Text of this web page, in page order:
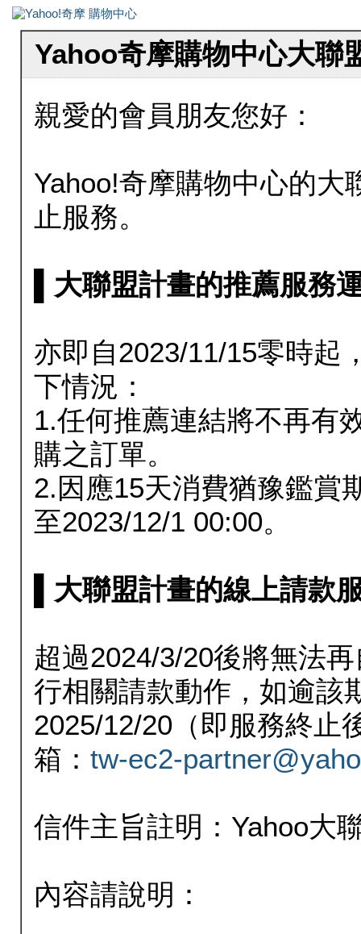
Yahoo奇摩購物中心大聯
親愛的會員朋友您好：
Yahoo!奇摩購物中心的大
止服務。
▌大聯盟計畫的推薦服務
亦即自2023/11/15零時起
下情況：
1.任何推薦連結將不再有
購之訂單。
2.因應15天消費猶豫鑑賞
至2023/12/1 00:00。
▌大聯盟計畫的線上請款
超過2024/3/20後將無法
行相關請款動作，如逾該
2025/12/20（即服務終止
箱： tw-ec2-
信件主旨註明：Yahoo大
內容請說明：